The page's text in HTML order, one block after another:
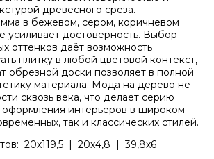
древесного среза.
в бежевом, сером, коричневом
усиливает достоверность. Выбор
оттенков даёт возможность
плитку в любой цветовой контекст,
обрезной доски позволяет в полной
материала. Мода на дерево не
сквозь века, что делает серию
интерьеров в широком
так и классических стилей.
20х119,5 | 20х4,8 | 39,8х6